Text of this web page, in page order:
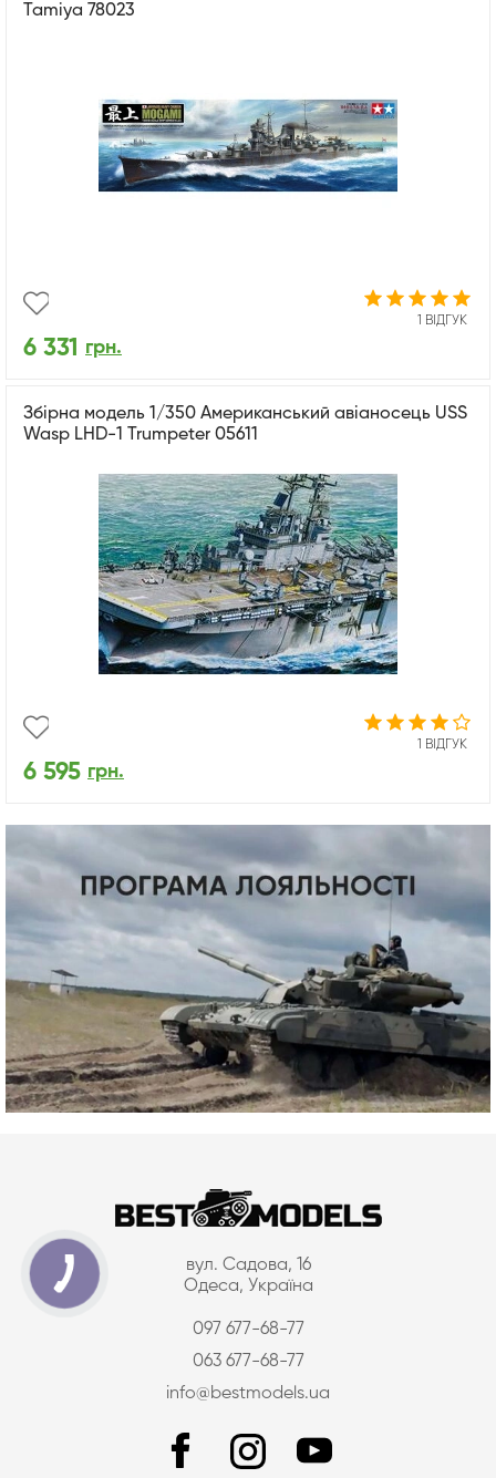
Tamiya 78023
1 ВІДГУК
6 331 грн.
Збірна модель 1/350 Американський авіаносець USS
Wasp LHD-1 Trumpeter 05611
1 ВІДГУК
6 595 грн.
вул. Садова, 16
Одеса, Україна
097 677-68-77
063 677-68-77
info@bestmodels.ua